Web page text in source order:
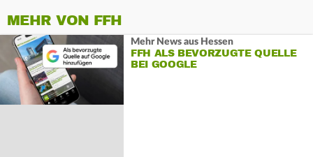
MEHR VON FFH
Mehr News aus Hessen
FFH ALS BEVORZUGTE QUELLE
BEI GOOGLE